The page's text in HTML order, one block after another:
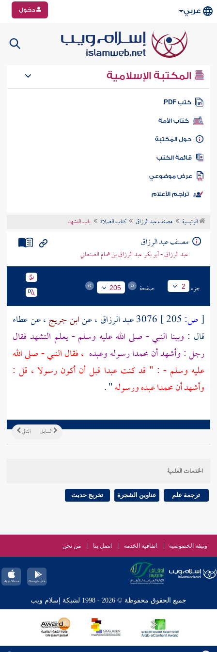
عربي دخول
المكتبة الإسلامية
كتب PDF
كتاب الأمة
المكتبة
الكتب
موضوعي
تراجم الأعلام
الرئيسية مصنف عبد الرزاق كتاب الصلاة باب التشهد
مصنف عبد الرزاق
عبد الرزاق - أبو بكر عبد الرزاق بن همام الصنعاني
جزء 2 صفحة 205
[ص: 3076عبد الرزاق ، عنابن جريج، عنعطاء
قال : وبينا النبي - صلى الله عليه وسلم - يعلم التشهد فقال
رجل : وأشهد أنمحمدارسوله وعبده ، فقال النبي - صلى الله
عليه وسلم - : " قد كنت عبدا قبل أن أكون رسولا ، قل :
وأشهد أنمحمداعبده ورسوله" .
التالي السابق
الخدمات العلمية
ترجمة علم عناوين الشجرة تخريج حديث
وثيقة الخصوصية اتفاقية الخدمة اتصل بنا من نحن
جميع الحقوق محفوظة © 2026 - 1998 لشبكة إسلام ويب